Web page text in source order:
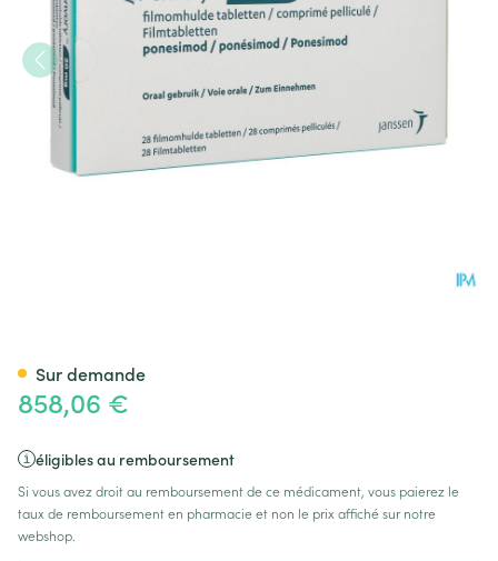
858,06 €
éligibles au remboursement
Si vous avez droit au remboursement de ce médicament, vous paierez le
taux de remboursement en pharmacie et non le prix affiché sur notre
webshop.
Sur demande